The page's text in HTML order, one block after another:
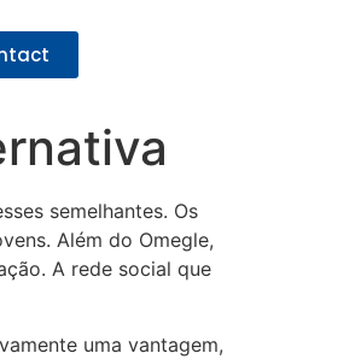
semelhantes. Os
Além do Omegle,
A rede social que
uma vantagem,